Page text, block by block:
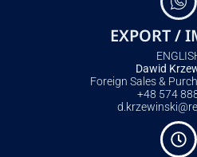
EXPORT /
Dawid
Foreign Sales &
+48 574